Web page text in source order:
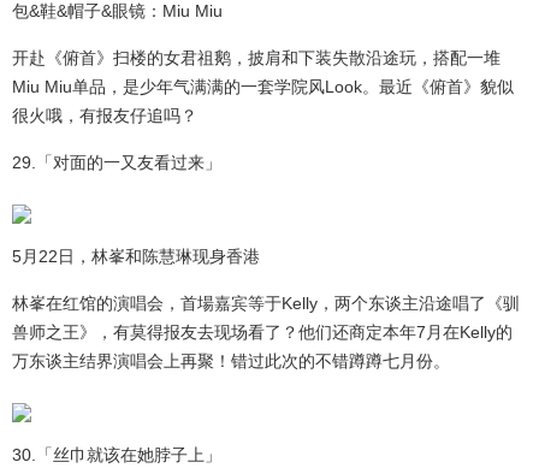
包&鞋&帽子&眼镜：Miu Miu
开赴《俯首》扫楼的女君祖鹅，披肩和下装失散沿途玩，搭配一堆
Miu Miu单品，是少年气满满的一套学院风Look。最近《俯首》貌似
很火哦，有报友仔追吗？
29.「对面的一又友看过来」
5月22日，林峯和陈慧琳现身香港
林峯在红馆的演唱会，首場嘉宾等于Kelly，两个东谈主沿途唱了《驯
兽师之王》，有莫得报友去现场看了？他们还商定本年7月在Kelly的
万东谈主结界演唱会上再聚！错过此次的不错蹲蹲七月份。
30.「丝巾就该在她脖子上」